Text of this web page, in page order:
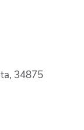
34875